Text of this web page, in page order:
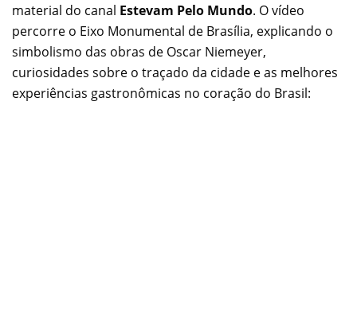
material do canal Estevam Pelo Mundo. O vídeo
percorre o Eixo Monumental de Brasília, explicando o
simbolismo das obras de Oscar Niemeyer,
curiosidades sobre o traçado da cidade e as melhores
experiências gastronômicas no coração do Brasil: